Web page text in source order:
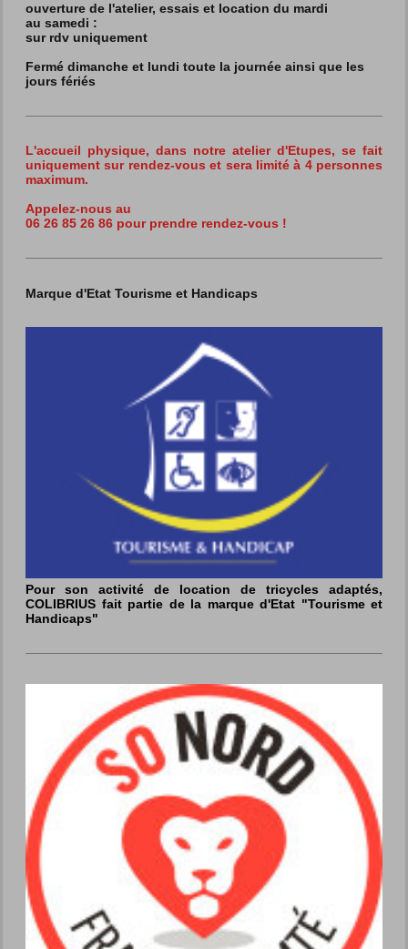
ouverture de l'atelier, essais et location du mardi
au samedi :
sur rdv uniquement
Fermé dimanche et lundi toute la journée ainsi que les
jours fériés
L'accueil physique, dans notre atelier d'Etupes, se fait
uniquement sur rendez-vous et sera limité à 4 personnes
maximum.
Appelez-nous au
06 26 85 26 86 pour prendre rendez-vous !
Marque d'Etat Tourisme et Handicaps
Pour son activité de location de tricycles adaptés,
COLIBRIUS fait partie de la marque d'Etat "Tourisme et
Handicaps"